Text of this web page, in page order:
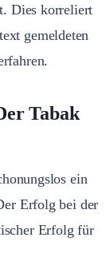
Dies korreliert
gemeldeten
Tabak
ein
Erfolg bei der
Erfolg für